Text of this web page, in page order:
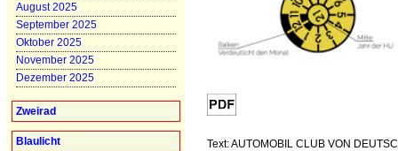
August 2025
September 2025
Oktober 2025
November 2025
Dezember 2025
Zweirad
Blaulicht
Text: AUTOMOBIL CLUB VON